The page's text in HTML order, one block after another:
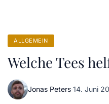
ALLGEMEIN
Welche Tees
Jonas Peters·14. Juni